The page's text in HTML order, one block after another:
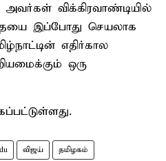
விக்கிரவாண்டியில்
இப்போது செயலாக
எதிர்கால
ஒரு
விஜய் தமிழகம்